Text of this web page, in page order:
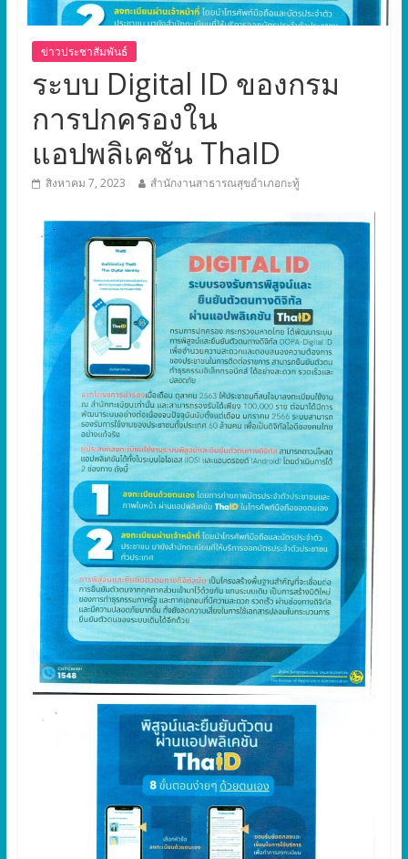
ข่าวประชาสัมพันธ์
ระบบ Digital ID ของกรม
การปกครองใน
แอปพลิเคชัน ThaID
สิงหาคม 7, 2023 สำนักงานสาธารณสุขอำเภอกะทู้